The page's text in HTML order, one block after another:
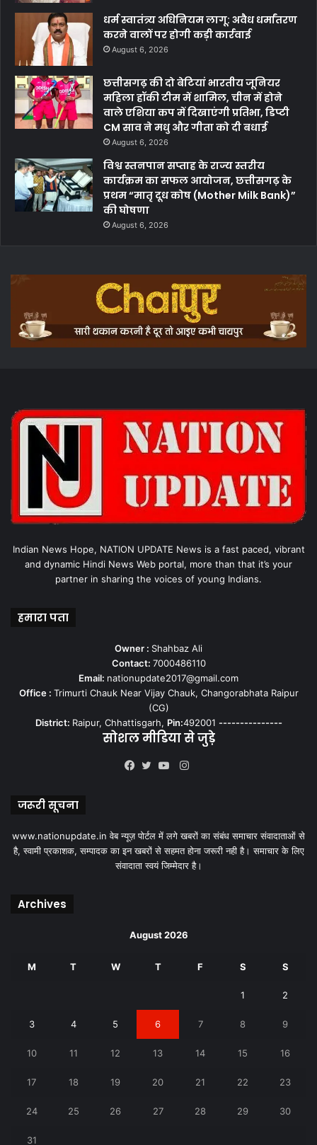
धर्म स्वातंत्र्य अधिनियम लागू: अवैध धर्मांतरण
करने वालों पर होगी कड़ी कार्रवाई
August 6, 2026
छत्तीसगढ़ की दो बेटियां भारतीय जूनियर
महिला हॉकी टीम में शामिल, चीन में होने
वाले एशिया कप में दिखाएंगी प्रतिभा, डिप्टी
CM साव ने मधु और गीता को दी बधाई
August 6, 2026
विश्व स्तनपान सप्ताह के राज्य स्तरीय
कार्यक्रम का सफल आयोजन, छत्तीसगढ़ के
प्रथम “मातृ दूध कोष (Mother Milk Bank)”
की घोषणा
August 6, 2026
Indian News Hope, NATION UPDATE News is a fast paced, vibrant
and dynamic Hindi News Web portal, more than that it’s your
partner in sharing the voices of young Indians.
हमारा पता
Owner : Shahbaz Ali
Contact: 7000486110
Email: nationupdate2017@gmail.com
Office : Trimurti Chauk Near Vijay Chauk, Changorabhata Raipur
(CG)
District: Raipur, Chhattisgarh, Pin:492001 ---------------
सोशल मीडिया से जुड़े
Instagram
जरूरी सूचना
www.nationupdate.in वेब न्यूज़ पोर्टल में लगे खबरों का संबंध समाचार संवादाताओं से
है, स्वामी प्रकाशक, सम्पादक का इन खबरों से सहमत होना जरूरी नही है। समाचार के लिए
संवादाता स्वयं जिम्मेदार है।
Archives
August 2026
M T W T F S S
1 2
3 4 5 6 7 8 9
10 11 12 13 14 15 16
17 18 19 20 21 22 23
24 25 26 27 28 29 30
31